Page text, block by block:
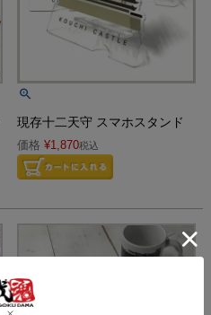
現存十二天守 スマホスタンド
価格 ¥1,870税込